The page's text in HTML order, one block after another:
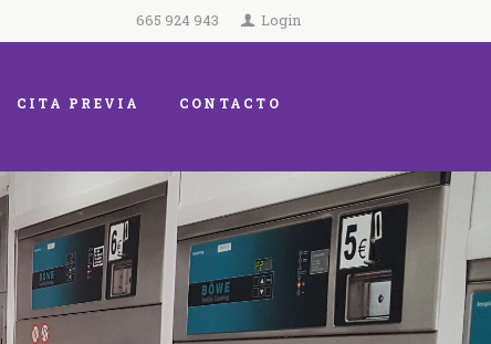
665 924 943 Login
CITA PREVIA CONTACTO